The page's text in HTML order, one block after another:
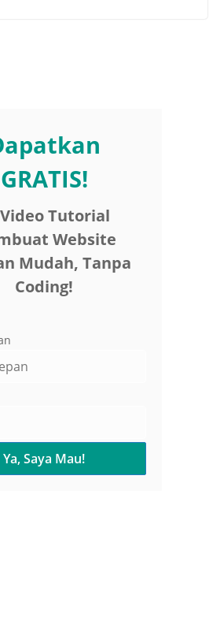
GRATIS!
Tutorial
Website
Mudah, Tanpa
Coding!